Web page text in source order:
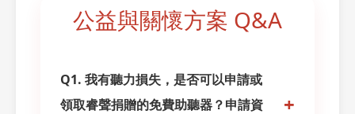
公益與關懷方案 Q&A
Q1. 我有聽力損失，是否可以申請或
領取睿聲捐贈的免費助聽器？申請資
+